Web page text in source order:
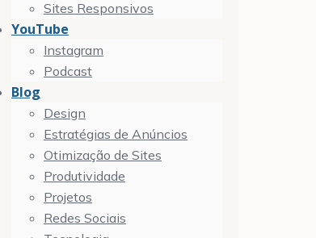
Sites Responsivos
YouTube
Instagram
Podcast
Blog
Design
Estratégias de Anúncios
Otimização de Sites
Produtividade
Projetos
Redes Sociais